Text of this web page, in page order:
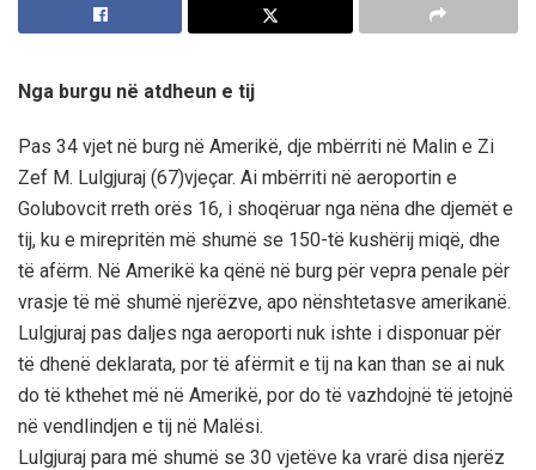
Nga burgu në atdheun e tij
Pas 34 vjet në burg në Amerikë, dje mbërriti në Malin e Zi
Zef M. Lulgjuraj (67)vjeçar. Ai mbërriti në aeroportin e
Golubovcit rreth orës 16, i shoqëruar nga nëna dhe djemët e
tij, ku e mirepritën më shumë se 150-të kushërij miqë, dhe
të afërm. Në Amerikë ka qënë në burg për vepra penale për
vrasje të më shumë njerëzve, apo nënshtetasve amerikanë.
Lulgjuraj pas daljes nga aeroporti nuk ishte i disponuar për
të dhenë deklarata, por të afërmit e tij na kan than se ai nuk
do të kthehet më në Amerikë, por do të vazhdojnë të jetojnë
në vendlindjen e tij në Malësi.
Lulgjuraj para më shumë se 30 vjetëve ka vrarë disa njerëz